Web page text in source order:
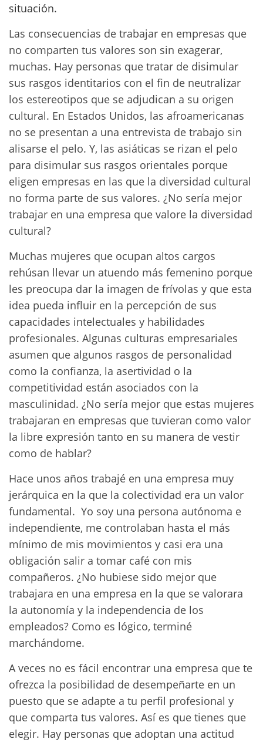
situación.
Las consecuencias de trabajar en empresas que
no comparten tus valores son sin exagerar,
muchas. Hay personas que tratar de disimular
sus rasgos identitarios con el fin de neutralizar
los estereotipos que se adjudican a su origen
cultural. En Estados Unidos, las afroamericanas
no se presentan a una entrevista de trabajo sin
alisarse el pelo. Y, las asiáticas se rizan el pelo
para disimular sus rasgos orientales porque
eligen empresas en las que la diversidad cultural
no forma parte de sus valores. ¿No sería mejor
trabajar en una empresa que valore la diversidad
cultural?
Muchas mujeres que ocupan altos cargos
rehúsan llevar un atuendo más femenino porque
les preocupa dar la imagen de frívolas y que esta
idea pueda influir en la percepción de sus
capacidades intelectuales y habilidades
profesionales. Algunas culturas empresariales
asumen que algunos rasgos de personalidad
como la confianza, la asertividad o la
competitividad están asociados con la
masculinidad. ¿No sería mejor que estas mujeres
trabajaran en empresas que tuvieran como valor
la libre expresión tanto en su manera de vestir
como de hablar?
Hace unos años trabajé en una empresa muy
jerárquica en la que la colectividad era un valor
fundamental. Yo soy una persona autónoma e
independiente, me controlaban hasta el más
mínimo de mis movimientos y casi era una
obligación salir a tomar café con mis
compañeros. ¿No hubiese sido mejor que
trabajara en una empresa en la que se valorara
la autonomía y la independencia de los
empleados? Como es lógico, terminé
marchándome.
A veces no es fácil encontrar una empresa que te
ofrezca la posibilidad de desempeñarte en un
puesto que se adapte a tu perfil profesional y
que comparta tus valores. Así es que tienes que
elegir. Hay personas que adoptan una actitud